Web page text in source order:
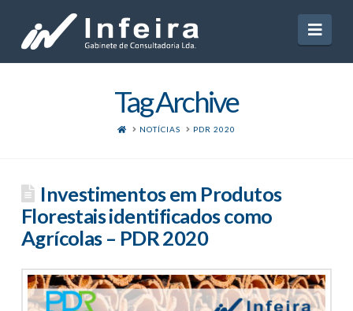
Tag Archive
HOMENOTÍCIAS PDR 2020
Investimentos em Produtos
Florestais identificados como
Agrícolas – PDR 2020